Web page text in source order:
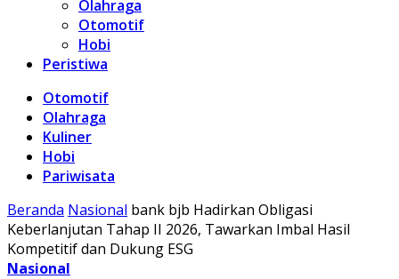
Olahraga
Otomotif
Hobi
Peristiwa
Otomotif
Olahraga
Kuliner
Hobi
Pariwisata
Beranda Nasional bank bjb Hadirkan Obligasi
Keberlanjutan Tahap II 2026, Tawarkan Imbal Hasil
Kompetitif dan Dukung ESG
Nasional